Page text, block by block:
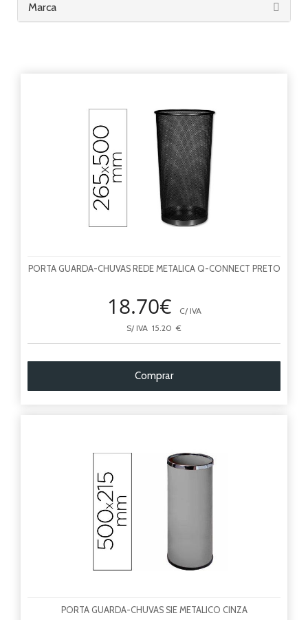
Marca
PORTA GUARDA-CHUVAS REDE METALICA Q-CONNECT PRETO
18.70€
C/ IVA
S/ IVA 15.20 €
Comprar
PORTA GUARDA-CHUVAS SIE METALICO CINZA